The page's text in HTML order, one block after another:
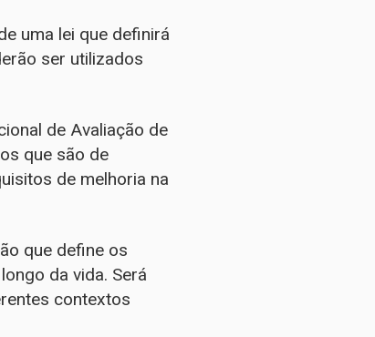
uma lei que definirá
ser utilizados
de Avaliação de
que são de
de melhoria na
que define os
da vida. Será
contextos